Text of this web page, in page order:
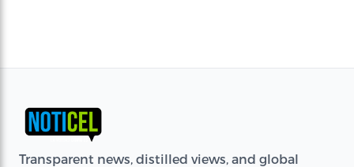
Transparent news, distilled views, and global